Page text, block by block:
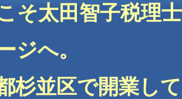
そ太田智子税理
ジへ。
杉並区で開業し